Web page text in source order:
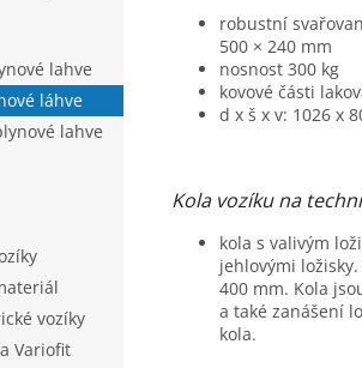
lahve
láhve
lahve
vozíky
Variofit
robustní
500 × 240 mm
nosnost 300 kg
kovové části
d x š x v: 1026 x
Kola vozíku na
kola s valivým
jehlovými
400 mm. Kola
a také zanášení
kola.